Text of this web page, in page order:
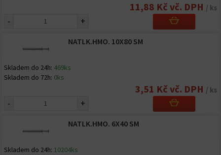
11,88 Kč vč. DPH / ks
- +
NATLK.HMO. 10X80 SM
Skladem do 24h: 469ks
Skladem do 72h: 0ks
3,51 Kč vč. DPH / ks
- +
NATLK.HMO. 6X40 SM
Skladem do 24h: 10204ks